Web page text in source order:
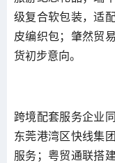
级复合软包装，适
皮编织包；肇然贸
货初步意向。
跨境配套服务企业
东莞港湾区快线集
服务；粤贸通联搭